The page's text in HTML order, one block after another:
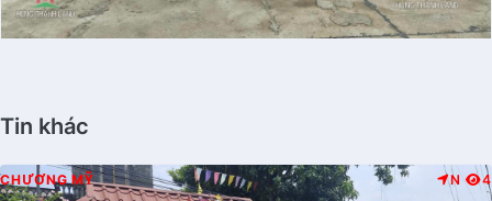
Tin khác
CHƯƠNG MỸ N 4